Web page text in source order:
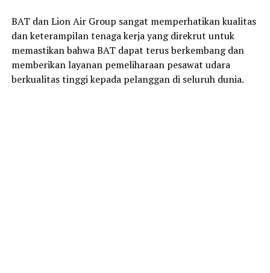
BAT dan Lion Air Group sangat memperhatikan kualitas
dan keterampilan tenaga kerja yang direkrut untuk
memastikan bahwa BAT dapat terus berkembang dan
memberikan layanan pemeliharaan pesawat udara
berkualitas tinggi kepada pelanggan di seluruh dunia.